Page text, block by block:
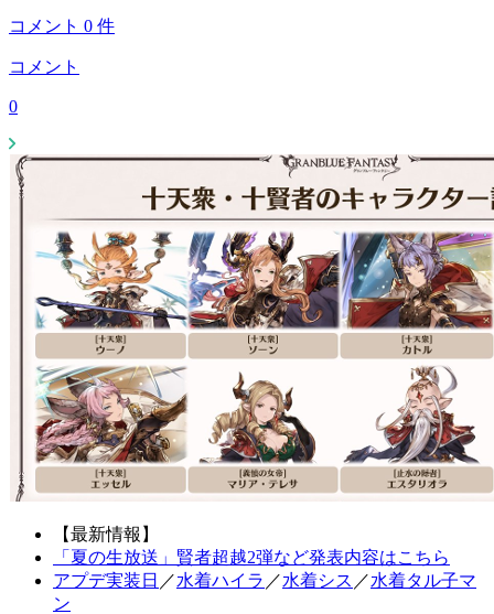
コメント 0 件
コメント
0
【最新情報】
「夏の生放送」賢者超越2弾など発表内容はこちら
アプデ実装日 ／水着ハイラ ／水着シス ／水着タル子マ
ン